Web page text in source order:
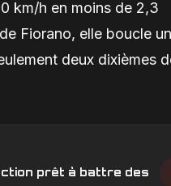
km/h en moins de 2,3
Fiorano, elle boucle
deux dixièmes
prêt à battre des